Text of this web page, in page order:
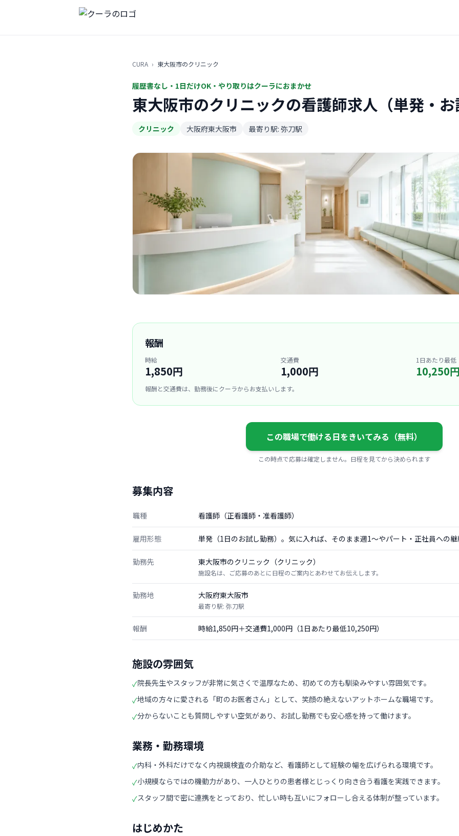
CURA › 東大阪市のクリニック
履歴書なし・1日だけOK・やり取りはクーラにおまかせ
東大阪市のクリニックの看護師求人（単発・お
クリニック 大阪府東大阪市 最寄り駅: 弥刀駅
報酬
時給
1,850円
交通費
1,000円
1日あたり最低
10,250円
報酬と交通費は、勤務後にクーラからお支払いします。
この職場で働ける日をきいてみる（無料）
この時点で応募は確定しません。日程を見てから決められます
募集内容
職種 看護師（正看護師・准看護師）
雇用形態 単発（1日のお試し勤務）。気に入れば、そのまま週1〜やパート・正社員への継
勤務先 東大阪市のクリニック（クリニック）
施設名は、ご応募のあとに日程のご案内とあわせてお伝えします。
勤務地 大阪府東大阪市
最寄り駅: 弥刀駅
報酬 時給1,850円＋交通費1,000円（1日あたり最低10,250円）
施設の雰囲気
✓院長先生やスタッフが非常に気さくで温厚なため、初めての方も馴染みやすい雰囲気です。
✓地域の方々に愛される「町のお医者さん」として、笑顔の絶えないアットホームな職場です。
✓分からないことも質問しやすい空気があり、お試し勤務でも安心感を持って働けます。
業務・勤務環境
✓内科・外科だけでなく内視鏡検査の介助など、看護師として経験の幅を広げられる環境です。
✓小規模ならではの機動力があり、一人ひとりの患者様とじっくり向き合う看護を実践できます。
✓スタッフ間で密に連携をとっており、忙しい時も互いにフォローし合える体制が整っています。
はじめかた